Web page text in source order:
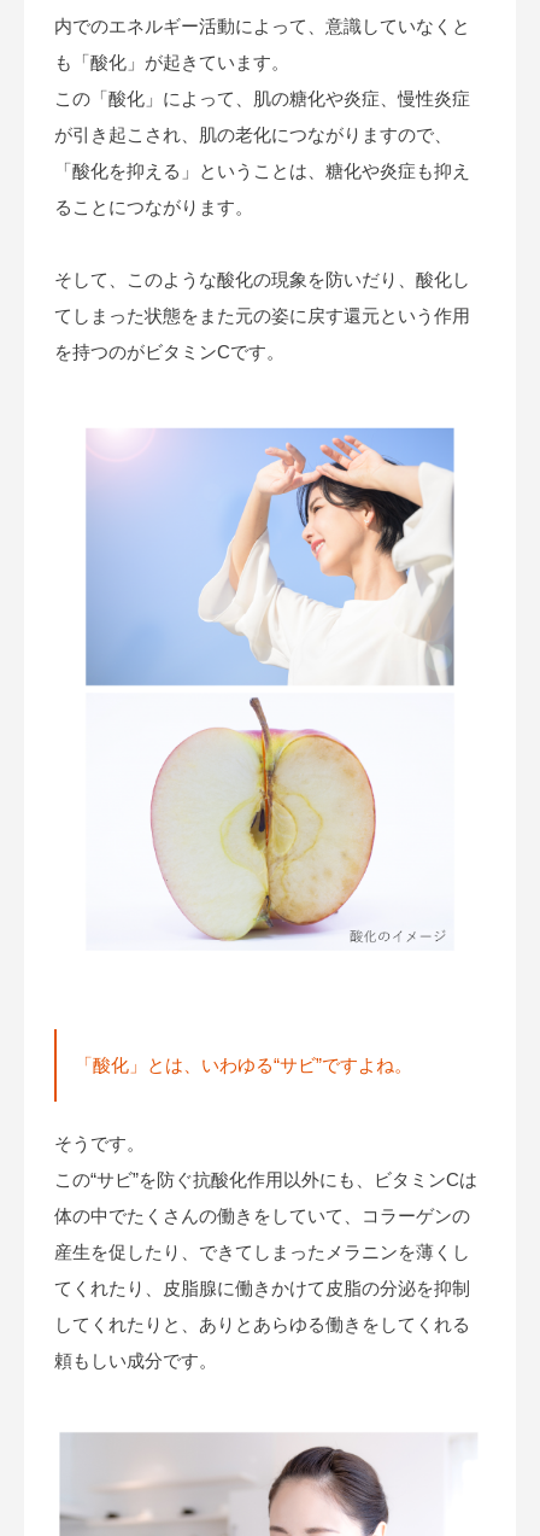
内でのエネルギー活動によって、意識していなくと
も「酸化」が起きています。
この「酸化」によって、肌の糖化や炎症、慢性炎症
が引き起こされ、肌の老化につながりますので、
「酸化を抑える」ということは、糖化や炎症も抑え
ることにつながります。
そして、このような酸化の現象を防いだり、酸化し
てしまった状態をまた元の姿に戻す還元という作用
を持つのがビタミンCです。
「酸化」とは、いわゆる“サビ”ですよね。
そうです。
この“サビ”を防ぐ抗酸化作用以外にも、ビタミンCは
体の中でたくさんの働きをしていて、コラーゲンの
産生を促したり、できてしまったメラニンを薄くし
てくれたり、皮脂腺に働きかけて皮脂の分泌を抑制
してくれたりと、ありとあらゆる働きをしてくれる
頼もしい成分です。